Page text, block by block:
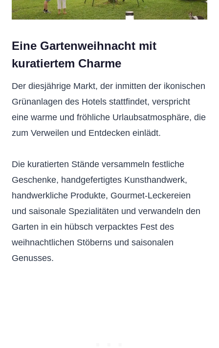
Eine Gartenweihnacht mit
kuratiertem Charme
Der diesjährige Markt, der inmitten der ikonischen
Grünanlagen des Hotels stattfindet, verspricht
eine warme und fröhliche Urlaubsatmosphäre, die
zum Verweilen und Entdecken einlädt.
Die kuratierten Stände versammeln festliche
Geschenke, handgefertigtes Kunsthandwerk,
handwerkliche Produkte, Gourmet-Leckereien
und saisonale Spezialitäten und verwandeln den
Garten in ein hübsch verpacktes Fest des
weihnachtlichen Stöberns und saisonalen
Genusses.